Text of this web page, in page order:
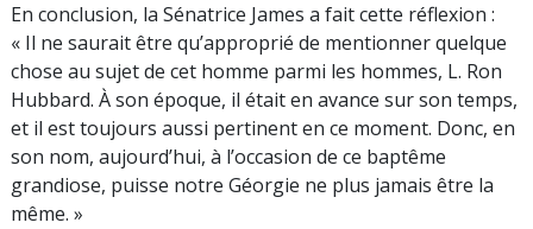
En conclusion, la Sénatrice James a fait cette réflexion :
« Il ne saurait être qu’approprié de mentionner quelque
chose au sujet de cet homme parmi les hommes, L. Ron
Hubbard. À son époque, il était en avance sur son temps,
et il est toujours aussi pertinent en ce moment. Donc, en
son nom, aujourd’hui, à l’occasion de ce baptême
grandiose, puisse notre Géorgie ne plus jamais être la
même. »